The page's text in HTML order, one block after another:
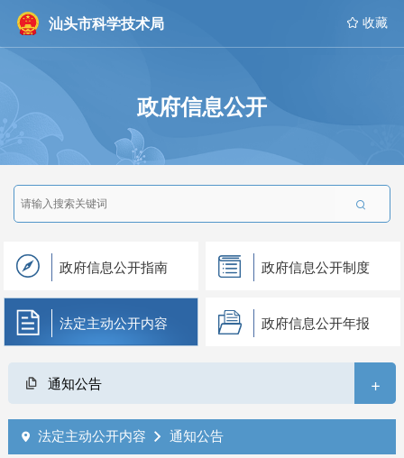
汕头市科学技术局  收藏
政府信息公开

政府信息公开指南 政府信息公开制度
法定主动公开内容 政府信息公开年报
通知公告 +
 法定主动公开内容  通知公告